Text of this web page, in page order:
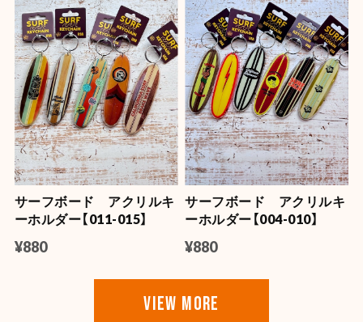
サーフボード アクリルキ
ーホルダー【011-015】
¥880
サーフボード アクリルキ
ーホルダー【004-010】
¥880
VIEW MORE